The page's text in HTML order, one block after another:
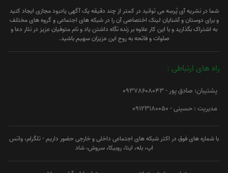
شما در نشریه آی پُرسِه می توانید در کمتر از چند دقیقه یک آگهی یادبود مجازی ایجاد کنید
و برای دوستان و آشنایان لینک اختصاصی آن را در شبکه های اجتماعی و گروه های مختلف
به اشتراک بگذارید و با این کار علاوه بر زنده نگاه داشتن یاد و نام متوفیان عزیز در نثار دعا و
صلوات و فاتحه به روح این عزیزان سهیم باشید.
راه های ارتباطی :
پشتیبان: صادق پور - 09378608043
مدیریت : حسینی - 09123180050
با شماره های فوق در اکثر شبکه های اجتماعی داخلی و خارجی حضور داریم - تلگرام، واتس
اپ، بله، ایتا، روبیکا، سروش، شاد